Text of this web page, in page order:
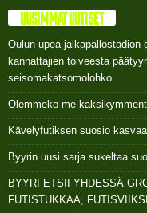
UUSIMMAT UUTISET
Oulun upea
kannattajien toiveesta
seisomakatsomolohko
Olemmeko me
Kävelyfutiksen suosio
Byyrin uusi sarja sukeltaa
BYYRI ETSII YHDESSÄ
FUTISTUKKAA,